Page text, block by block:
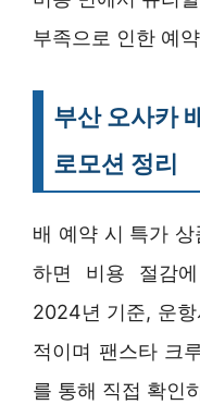
부족으로 인한 예
부산 오사카
로모션 정리
배 예약 시 특가
하면 비용 절감
2024년 기준, 운
적이며 팬스타 크
를 통해 직접 확인